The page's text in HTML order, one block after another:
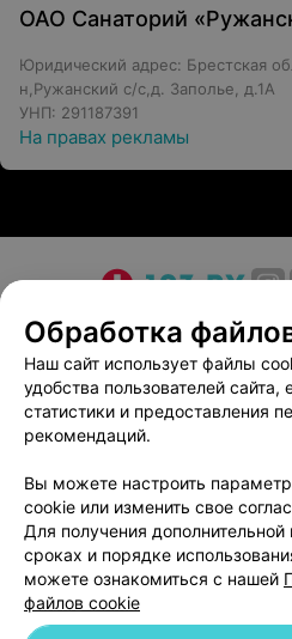
ОАО Санаторий
Юридический адрес: Брестская
н,Ружанский с/с,д. Заполье, д.1А
УНП: 291187391
На правах рекламы
О проекте Новости проекта
Медицинский маркетинг
Пользовательское
Вакансии
Написать в
Персональные
Обработка
Обработка
Наш сайт использует файлы
удобства пользователей сайта,
статистики и предоставления
рекомендаций.
Вы можете настроить
cookie или изменить свое
Для получения
сроках и порядке
можете ознакомиться с нашей
файлов cookie